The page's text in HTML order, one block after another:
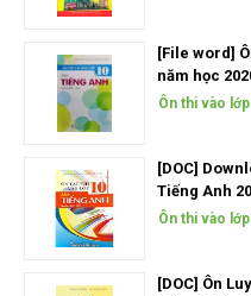
[File word]
năm học
Ôn thi vào
[DOC]
Tiếng Anh
Ôn thi vào
[DOC] Ôn